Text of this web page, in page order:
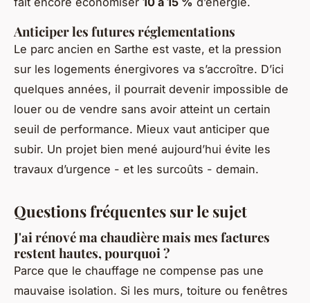
Anticiper les futures réglementations
Le parc ancien en Sarthe est vaste, et la pression
sur les logements énergivores va s’accroître. D’ici
quelques années, il pourrait devenir impossible de
louer ou de vendre sans avoir atteint un certain
seuil de performance. Mieux vaut anticiper que
subir. Un projet bien mené aujourd’hui évite les
travaux d’urgence - et les surcoûts - demain.
Questions fréquentes sur le sujet
J'ai rénové ma chaudière mais mes factures
restent hautes, pourquoi ?
Parce que le chauffage ne compense pas une
mauvaise isolation. Si les murs, toiture ou fenêtres